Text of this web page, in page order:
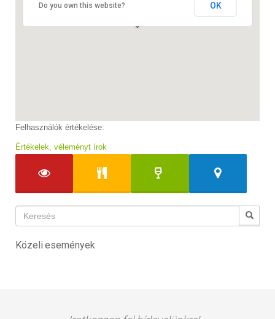
Do you own this website? OK
Felhasználók értékelése:
Értékelek, véleményt írok
Közeli események